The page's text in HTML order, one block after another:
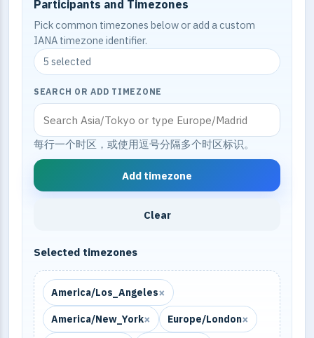
Participants and Timezones
Pick common timezones below or add a custom
IANA timezone identifier.
5 selected
SEARCH OR ADD TIMEZONE
每行一个时区，或使用逗号分隔多个时区标识。
Add timezone
Clear
Selected timezones
America/Los_Angeles×
America/New_York× Europe/London×